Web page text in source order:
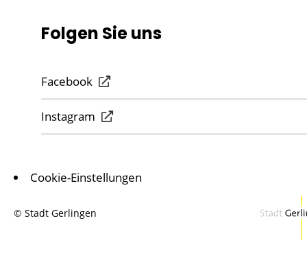
Folgen Sie uns
Facebook
Instagram
Cookie-Einstellungen
© Stadt Gerlingen